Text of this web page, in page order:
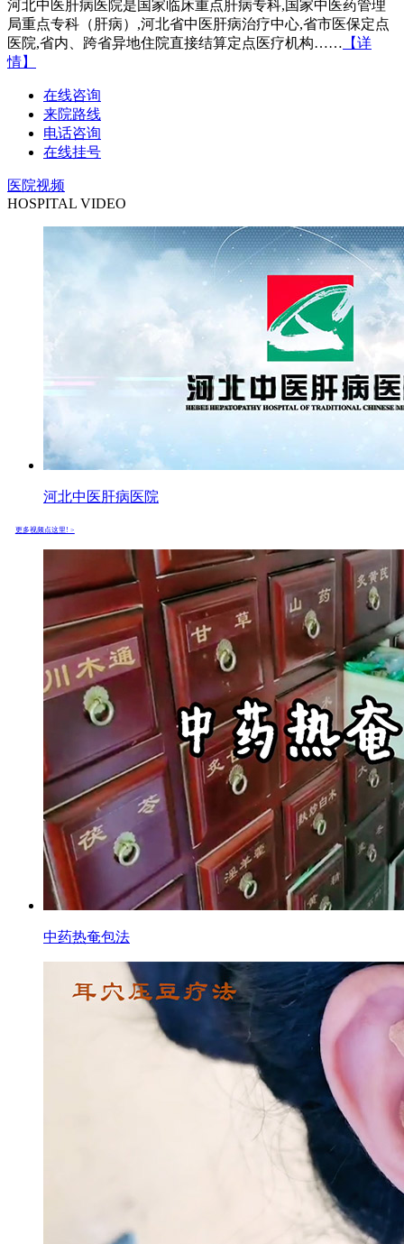
河北中医肝病医院是国家临床重点肝病专科,国家中医药管理
局重点专科（肝病）,河北省中医肝病治疗中心,省市医保定点
医院,省内、跨省异地住院直接结算定点医疗机构…… 【详
情】
在线咨询
来院路线
电话咨询
在线挂号
医院视频
HOSPITAL VIDEO
河北中医肝病医院
更多视频点这里! >
中药热奄包法